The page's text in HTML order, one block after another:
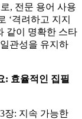
, 전문 용어 사용
‘격려하고 지지
같이 명확한 스타
관성을 유지하
: 효율적인 집필
장: 지속 가능한